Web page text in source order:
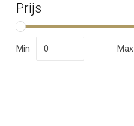
Prijs
Min Max